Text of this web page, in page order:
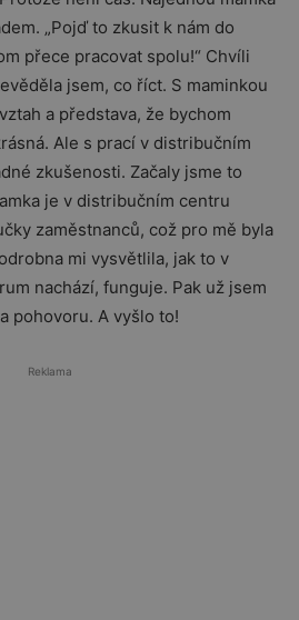
„Pojď to zkusit k nám do
přece pracovat spolu!“ Chvíli
jsem, co říct. S maminkou
a představa, že bychom
Ale s prací v distribučním
zkušenosti. Začaly jsme to
je v distribučním centru
zaměstnanců, což pro mě byla
mi vysvětlila, jak to v
nachází, funguje. Pak už jsem
pohovoru. A vyšlo to!
Reklama